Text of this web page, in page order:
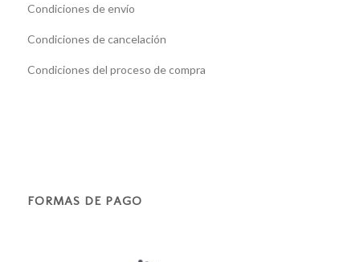
Condiciones de envío
Condiciones de cancelación
Condiciones del proceso de compra
FORMAS DE PAGO